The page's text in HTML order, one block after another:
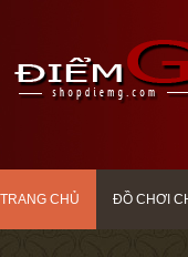
TRANG CHỦ ĐỒ CHƠI